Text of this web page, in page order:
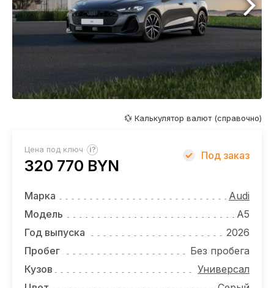
ЛИЗИНГ
НОВОСТИ
ВАКАНСИИ
КОНТАКТЫ
💱 Калькулятор валют (справочно)
Цена под ключ ?
320 770 BYN
Под заказ
Марка
Audi
Модель
A5
Год выпуска
2026
Пробег
Без пробега
Кузов
Универсал